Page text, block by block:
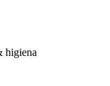
higiena